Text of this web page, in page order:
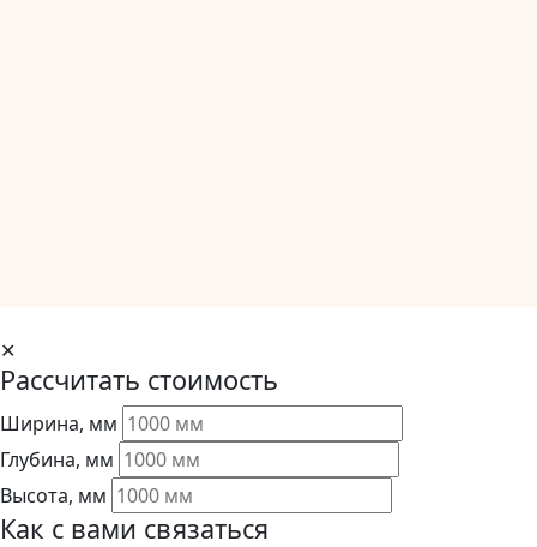
✕
Рассчитать стоимость
Ширина, мм
Глубина, мм
Высота, мм
Как с вами связаться